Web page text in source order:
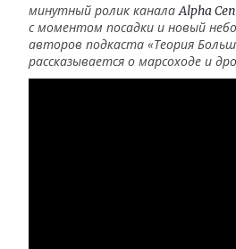
минутный ролик канала Alpha
с моментом посадки и новый
авторов подкаста «Теория
рассказывается о марсоходе и